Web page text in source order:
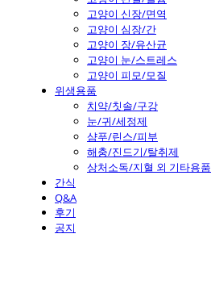
고양이 신장/면역
고양이 심장/간
고양이 장/유산균
고양이 눈/스트레스
고양이 피모/모질
위생용품
치약/칫솔/구강
눈/귀/세정제
샴푸/린스/피부
해충/진드기/탈취제
상처소독/지혈 외 기타용품
간식
Q&A
후기
공지